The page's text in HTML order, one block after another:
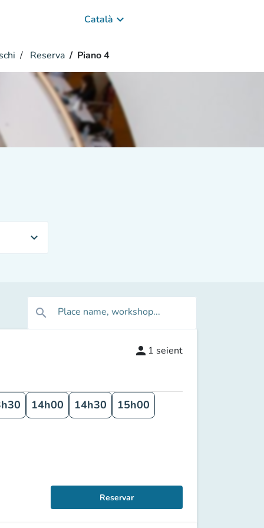
Català keyboard_arrow_down
Reserva Piano 4
expand_more
search Place name, workshop...
person 1 seient
14h00 14h30
15h00
Reservar